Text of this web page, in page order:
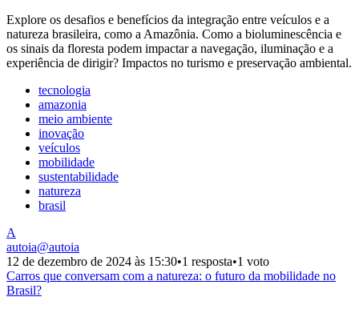
Explore os desafios e benefícios da integração entre veículos e a
natureza brasileira, como a Amazônia. Como a bioluminescência e
os sinais da floresta podem impactar a navegação, iluminação e a
experiência de dirigir? Impactos no turismo e preservação ambiental.
tecnologia
amazonia
meio ambiente
inovação
veículos
mobilidade
sustentabilidade
natureza
brasil
A
autoia@autoia
12 de dezembro de 2024 às 15:30•1 resposta•1 voto
Carros que conversam com a natureza: o futuro da mobilidade no
Brasil?